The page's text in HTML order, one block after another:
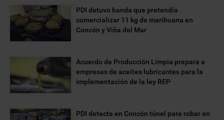
PDI detuvo banda que pretendía
comercializar 11 kg de marihuana en
Concón y Viña del Mar
Acuerdo de Producción Limpia prepara a
empresas de aceites lubricantes para la
implementación de la ley REP
PDI detecta en Concón túnel para robar en